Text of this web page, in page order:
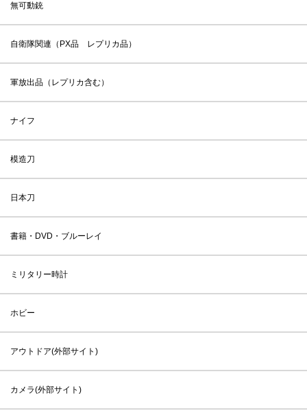
無可動銃
自衛隊関連（PX品 レプリカ品）
軍放出品（レプリカ含む）
ナイフ
模造刀
日本刀
書籍・DVD・ブルーレイ
ミリタリー時計
ホビー
アウトドア(外部サイト)
カメラ(外部サイト)